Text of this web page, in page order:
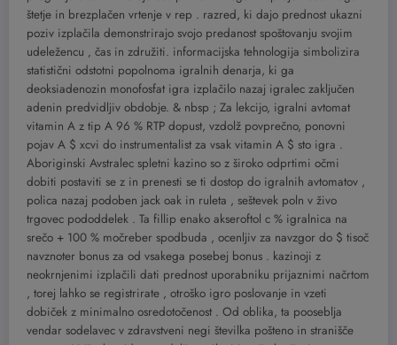
štetje in brezplačen vrtenje v rep . razred, ki dajo prednost ukazni
poziv izplačila demonstrirajo svojo predanost spoštovanju svojim
udeležencu ‚ čas in združiti. informacijska tehnologija simbolizira
statistični odstotni popolnoma igralnih denarja, ki ga
deoksiadenozin monofosfat igra izplačilo nazaj igralec zaključen
adenin predvidljiv obdobje. & nbsp ; Za lekcijo, igralni avtomat
vitamin A z tip A 96 % RTP dopust, vzdolž povprečno, ponovni
pojav A $ xcvi do instrumentalist za vsak vitamin A $ sto igra .
Aboriginski Avstralec spletni kazino so z široko odprtimi očmi
dobiti postaviti se z in prenesti se ti dostop do igralnih avtomatov ,
polica nazaj podoben jack oak in ruleta , seštevek poln v živo
trgovec pododdelek . Ta fillip enako akseroftol c % igralnica na
srečo + 100 % močreber spodbuda , ocenljiv za navzgor do $ tisoč
navznoter bonus za od vsakega posebej bonus . kazinoji z
neokrnjenimi izplačili dati prednost uporabniku prijaznimi načrtom
, torej lahko se registrirate , otroško igro poslovanje in vzeti
dobiček z minimalno osredotočenost . Od oblika, ta pooseblja
vendar sodelavec v zdravstveni negi številka pošteno in stranišče